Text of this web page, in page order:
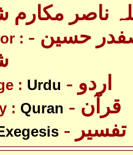
ناصر مکارم
: - مولانا سید صفدر حسین
: Urdu - اردو
: Quran - قرآن
- تفسیر